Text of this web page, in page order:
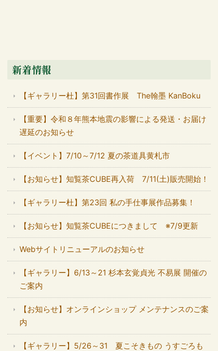
新着情報
【ギャラリー杜】第31回書作展 The翰墨 KanBoku
【重要】令和８年熊本地震の影響による発送・お届け
遅延のお知らせ
【イベント】7/10～7/12 夏の茶道具黄札市
【お知らせ】知覧茶CUBE再入荷 7/11(土)販売開始！
【ギャラリー杜】第23回 私の手仕事展作品募集！
【お知らせ】知覧茶CUBEにつきまして ※7/9更新
Webサイトリニューアルのお知らせ
【ギャラリー】6/13～21 杉本玄覚貞光 不易展 開催の
ご案内
【お知らせ】オンラインショップ メンテナンスのご案
内
【ギャラリー】5/26～31 夏こそきもの うすごろも